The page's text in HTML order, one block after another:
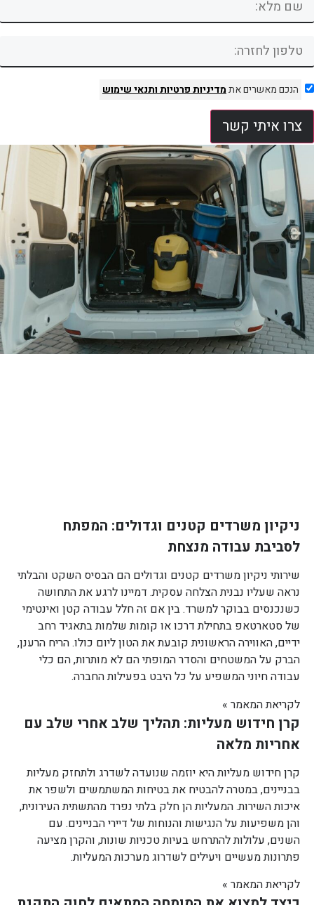
הנכם מאשרים אתמדיניות פרטיותותנאי שימוש
צרו איתי קשר
ניקיון משרדים קטנים וגדולים: המפתח
לסביבת עבודה מנצחת
שירותי ניקיון משרדים קטנים וגדולים הם הבסיס השקט והבלתי
נראה שעליו נבנית הצלחה עסקית. דמיינו לרגע את התחושה
כשנכנסים בבוקר למשרד. בין אם זה חלל עבודה קטן ואינטימי
של סטארטאפ בתחילת דרכו או קומות שלמות בתאגיד רחב
ידיים, האווירה הראשונית קובעת את הטון ליום כולו. הריח הרענן,
הברק על המשטחים והסדר המופתי הם לא מותרות, הם כלי
עבודה חיוני המשפיע על כל היבט בפעילות החברה.
לקריאת המאמר »
קרן חידוש מעליות: תהליך שלב אחרי שלב עם
אחריות מלאה
קרן חידוש מעליות היא יוזמה שנועדה לשדרג ולתחזק מעליות
בבניינים, במטרה להבטיח את בטיחות המשתמשים ולשפר את
איכות השירות. המעליות הן חלק בלתי נפרד מהתשתית העירונית,
והן משפיעות על הנגישות והנוחות של דיירי הבניינים. עם
השנים, עלולות להתרחש בעיות טכניות שונות, והקרן מציעה
פתרונות מעשיים ויעילים לשדרוג מערכות המעליות.
לקריאת המאמר »